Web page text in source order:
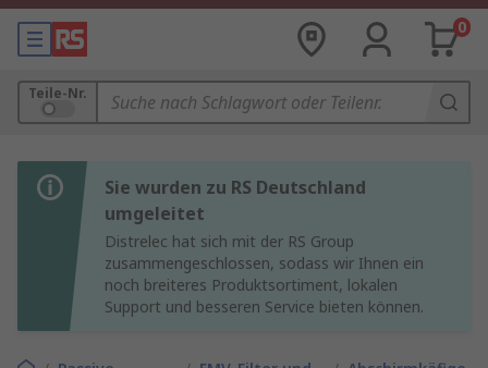
0
Teile-Nr.
Sie wurden zu RS Deutschland
umgeleitet
Distrelec hat sich mit der RS Group
zusammengeschlossen, sodass wir Ihnen ein
noch breiteres Produktsortiment, lokalen
Support und besseren Service bieten können.